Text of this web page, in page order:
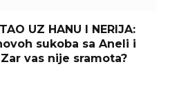
UZ HANU I NERIJA:
sukoba sa Aneli i
vas nije sramota?